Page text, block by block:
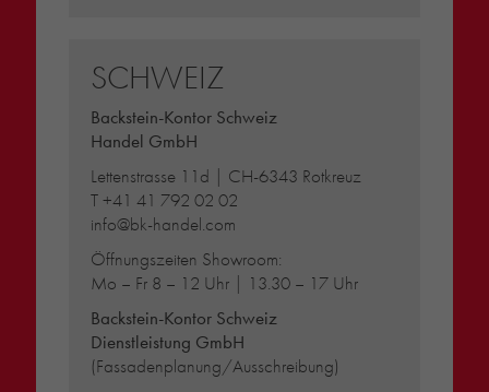
SCHWEIZ
Backstein-Kontor Schweiz
Handel GmbH
Lettenstrasse 11d | CH-6343 Rotkreuz
T+41 41 792 02 02
info@bk-handel.com
Öffnungszeiten Showroom:
Mo – Fr 8 – 12 Uhr | 13.30 – 17 Uhr
Backstein-Kontor Schweiz
Dienstleistung GmbH
(Fassadenplanung/Ausschreibung)